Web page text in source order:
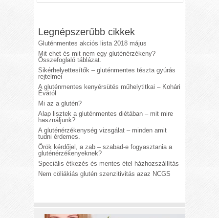
Legnépszerűbb cikkek
Gluténmentes akciós lista 2018 május
Mit ehet és mit nem egy gluténérzékeny?
Összefoglaló táblázat.
Sikérhelyettesítők – gluténmentes tészta gyúrás
rejtelmei
A gluténmentes kenyérsütés műhelytitkai – Kohári
Évától
Mi az a glutén?
Alap lisztek a gluténmentes diétában – mit mire
használjunk?
A gluténérzékenység vizsgálat – minden amit
tudni érdemes.
Örök kérdőjel, a zab – szabad-e fogyasztania a
gluténérzékenyeknek?
Speciális étkezés és mentes étel házhozszállítás
Nem cöliákiás glutén szenzitivitás azaz NCGS